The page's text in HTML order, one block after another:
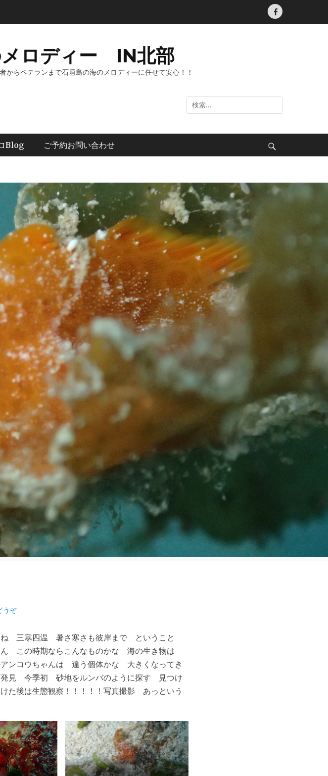
Facebook
メロディー IN北部
らベテランまで石垣島の海のメロディーに任せて安心！！
検
索:
Blog ご予約お問い合わせ
うぞ
三寒四温 暑さ寒さも彼岸まで ということ
この時期ならこんなものかな 海の生き物は
ンコウちゃんは 違う個体かな 大きくなってき
見 今季初 砂地をルンバのように探す 見つけ
は生態観察！！！！！写真撮影 あっという